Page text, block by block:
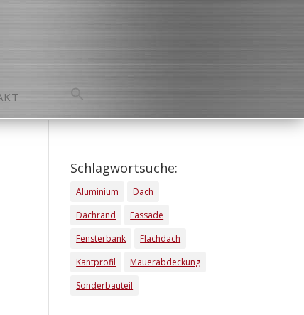
Search Button
Schlagwortsuche:
Aluminium
Dach
Dachrand
Fassade
Fensterbank
Flachdach
Kantprofil
Mauerabdeckung
Sonderbauteil